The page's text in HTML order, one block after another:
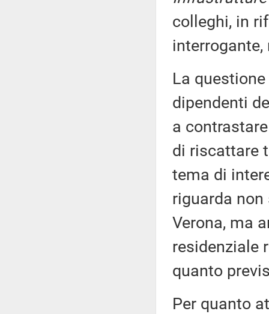
colleghi, in
interrogante,
La
dipendenti
a
di riscattare
tema di
riguarda non
Verona, ma
residenziale
quanto
Per quanto